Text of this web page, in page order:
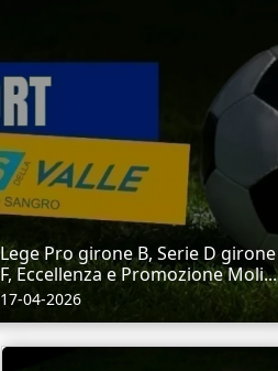
Lege Pro girone B, Serie D girone
F, Eccellenza e Promozione Moli...
17-04-2026